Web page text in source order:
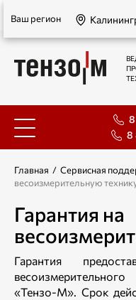
Калининград
Ваш регион
8
Главная / Сервисная
весоизмерительную
Гарантия на
Гарантия
«Тензо-М». Срок